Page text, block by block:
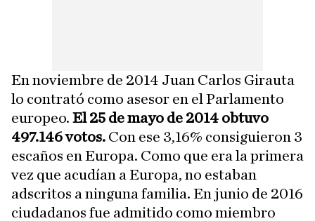
En noviembre de 2014 Juan Carlos Girauta
lo contrató como asesor en el Parlamento
europeo. El 25 de mayo de 2014 obtuvo
497.146 votos. Con ese 3,16% consiguieron 3
escaños en Europa. Como que era la primera
vez que acudían a Europa, no estaban
adscritos a ninguna familia. En junio de 2016
ciudadanos fue admitido como miembro